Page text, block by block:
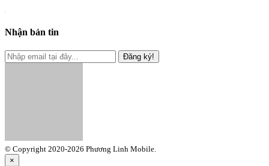
Nhận bản tin
Đăng ký!
© Copyright 2020-2026 Phương Linh Mobile.
×